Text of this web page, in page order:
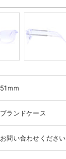
51mm
ブランドケース
お問い合わせください